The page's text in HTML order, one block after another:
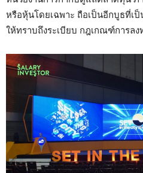
หรือหุ้นโดยเฉพาะ ถือเป็นอีกบูธที่เ
ให้ทราบถึงระเบียบ กฎเกณฑ์การลง